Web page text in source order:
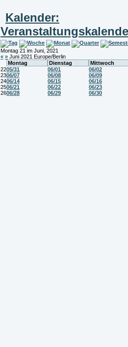
Kalender:
Montag 21 im Juni, 2021
« » Juni 2021 Europe/Berlin
Montag
Dienstag
Mittwoch
2205/31 06/01
06/02
2306/07 06/08
06/09
2406/14 06/15
06/16
2506/21 06/22
06/23
2606/28 06/29 06/30